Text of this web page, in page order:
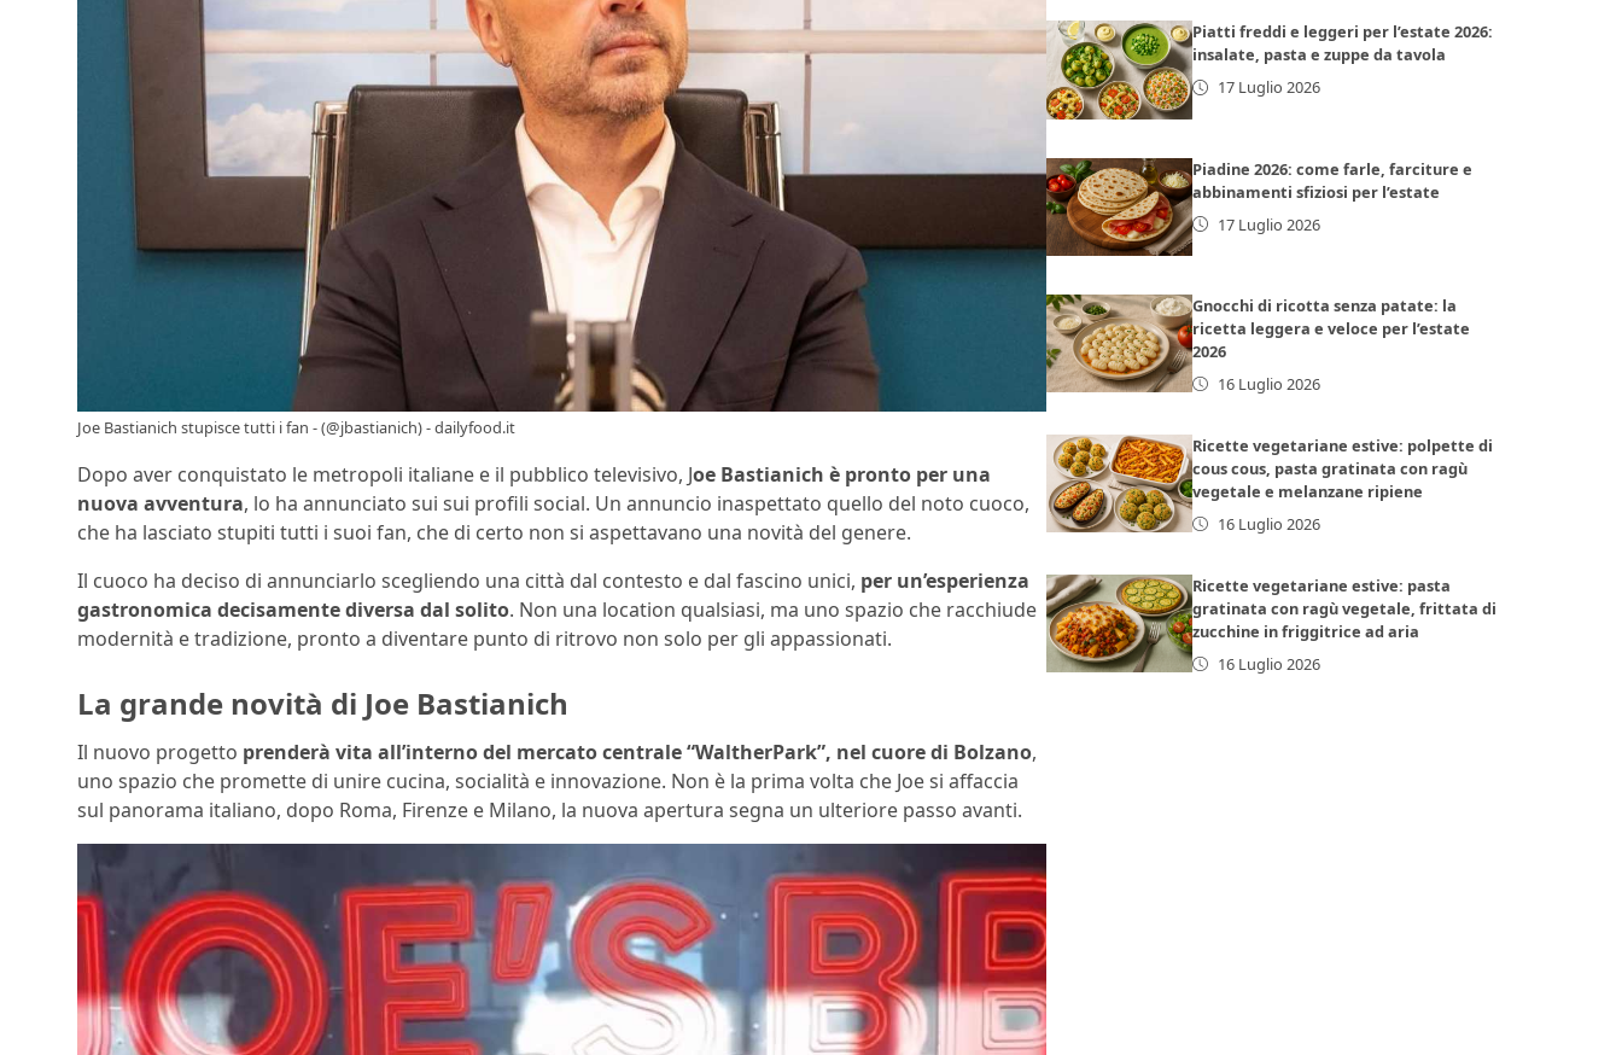
Joe Bastianich stupisce tutti i fan - (@jbastianich) - dailyfood.it
Dopo aver conquistato le metropoli italiane e il pubblico televisivo, Joe Bastianich è pronto per una
nuova avventura, lo ha annunciato sui sui profili social. Un annuncio inaspettato quello del noto cuoco,
che ha lasciato stupiti tutti i suoi fan, che di certo non si aspettavano una novità del genere.
Il cuoco ha deciso di annunciarlo scegliendo una città dal contesto e dal fascino unici, per un’esperienza
gastronomica decisamente diversa dal solito. Non una location qualsiasi, ma uno spazio che racchiude
modernità e tradizione, pronto a diventare punto di ritrovo non solo per gli appassionati.
La grande novità di Joe Bastianich
Il nuovo progetto prenderà vita all’interno del mercato centrale “WaltherPark”, nel cuore di Bolzano,
uno spazio che promette di unire cucina, socialità e innovazione. Non è la prima volta che Joe si affaccia
sul panorama italiano, dopo Roma, Firenze e Milano, la nuova apertura segna un ulteriore passo avanti.
Piatti freddi e leggeri per l’estate 2026:
insalate, pasta e zuppe da tavola
17 Luglio 2026
Piadine 2026: come farle, farciture e
abbinamenti sfiziosi per l’estate
17 Luglio 2026
Gnocchi di ricotta senza patate: la
ricetta leggera e veloce per l’estate
2026
16 Luglio 2026
Ricette vegetariane estive: polpette di
cous cous, pasta gratinata con ragù
vegetale e melanzane ripiene
16 Luglio 2026
Ricette vegetariane estive: pasta
gratinata con ragù vegetale, frittata di
zucchine in friggitrice ad aria
16 Luglio 2026